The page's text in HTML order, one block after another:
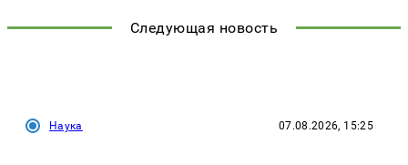
Следующая новость
Наука 07.08.2026, 15:25